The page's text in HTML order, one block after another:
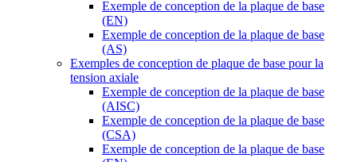
Exemple de conception de la plaque de base
(EN)
Exemple de conception de la plaque de base
(AS)
Exemples de conception de plaque de base pour la
tension axiale
Exemple de conception de la plaque de base
(AISC)
Exemple de conception de la plaque de base
(CSA)
Exemple de conception de la plaque de base